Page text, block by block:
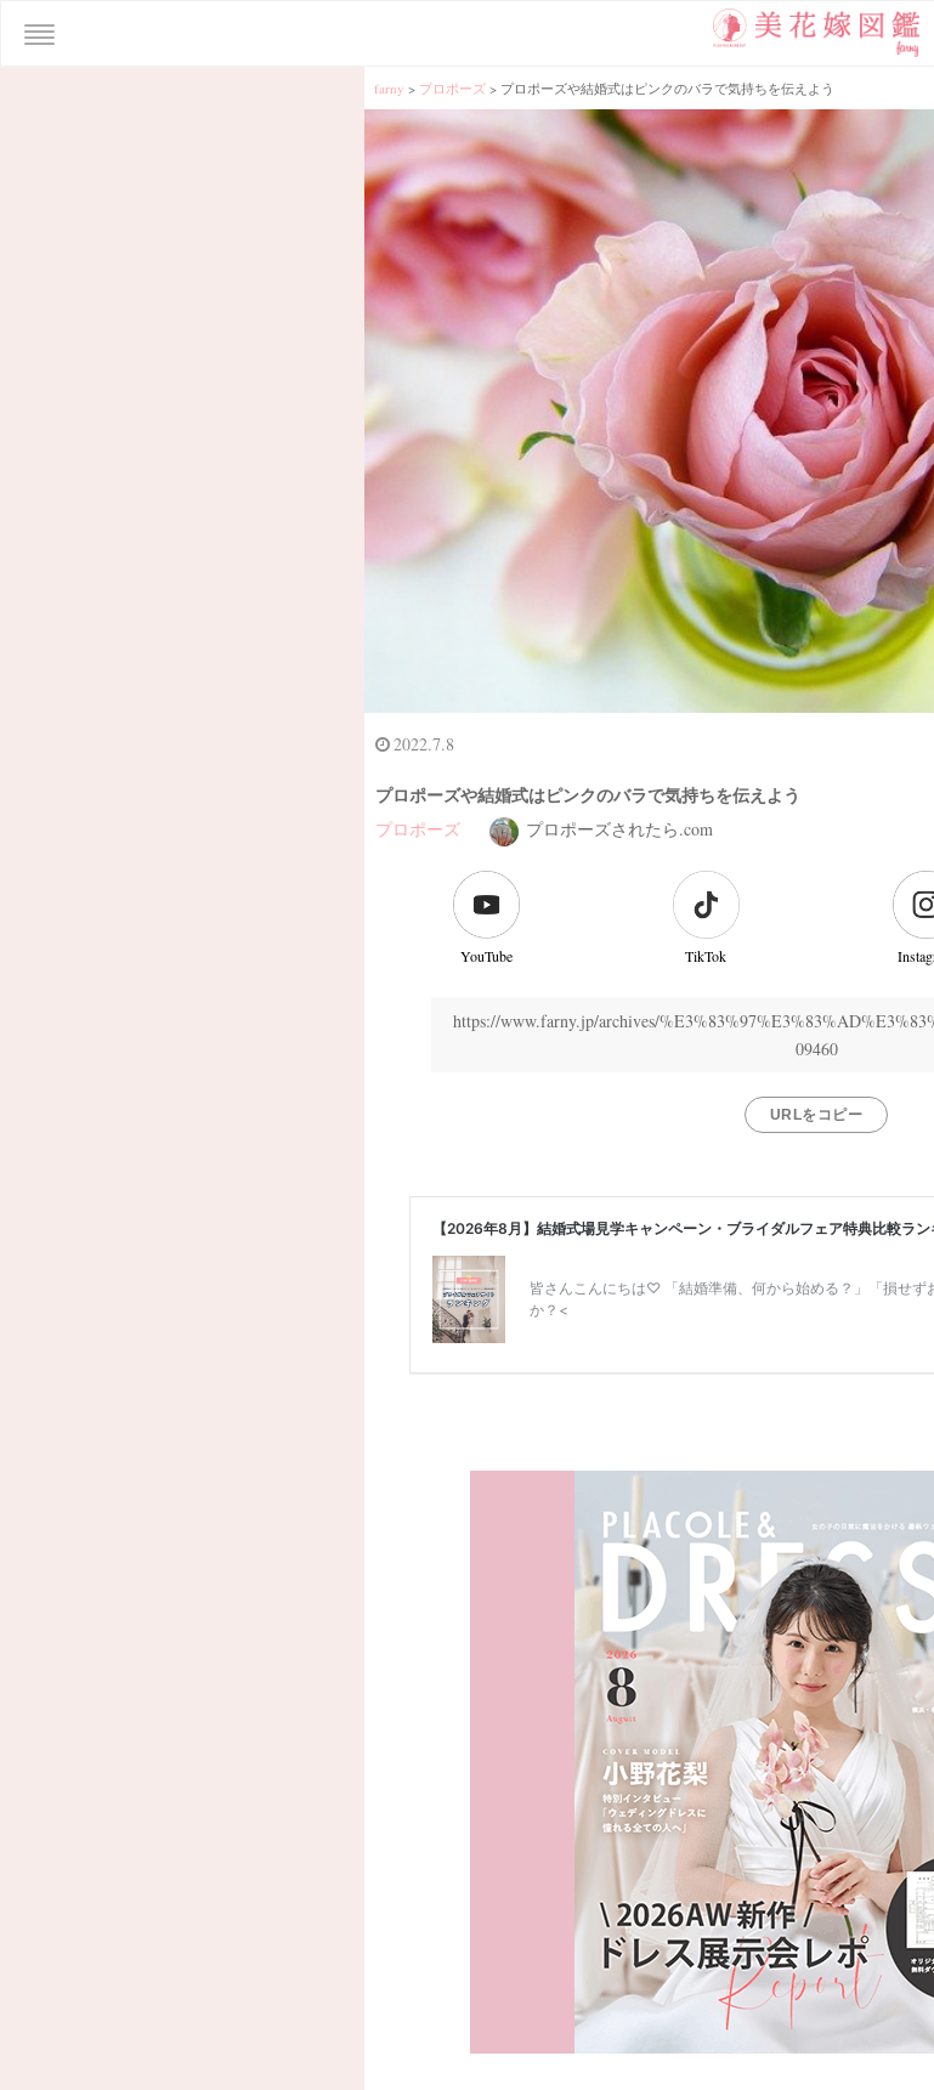
farny > プロポーズ> プロポーズや結婚式はピンクのバラで気持ちを伝えよう
2022.7.8
プロポーズや結婚式はピンクのバラで気持ちを伝えよう
プロポーズ プロポーズされたら.com
YouTube TikTok
https://www.farny.jp/archives/
09460
URLをコピー